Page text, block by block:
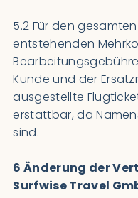
5.2 Für den
entstehenden
Kunde und der
ausgestellte
erstattbar, da
sind.
6 Änderung der
Surfwise Travel